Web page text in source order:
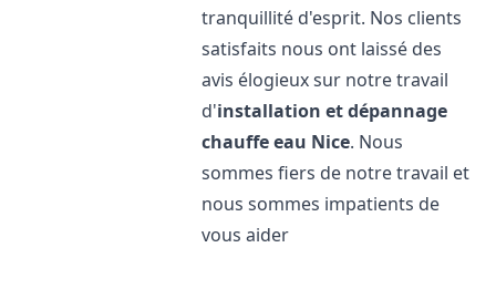
tranquillité d'esprit. Nos clients
satisfaits nous ont laissé des
avis élogieux sur notre travail
d'installation et dépannage
chauffe eau Nice. Nous
sommes fiers de notre travail et
nous sommes impatients de
vous aider